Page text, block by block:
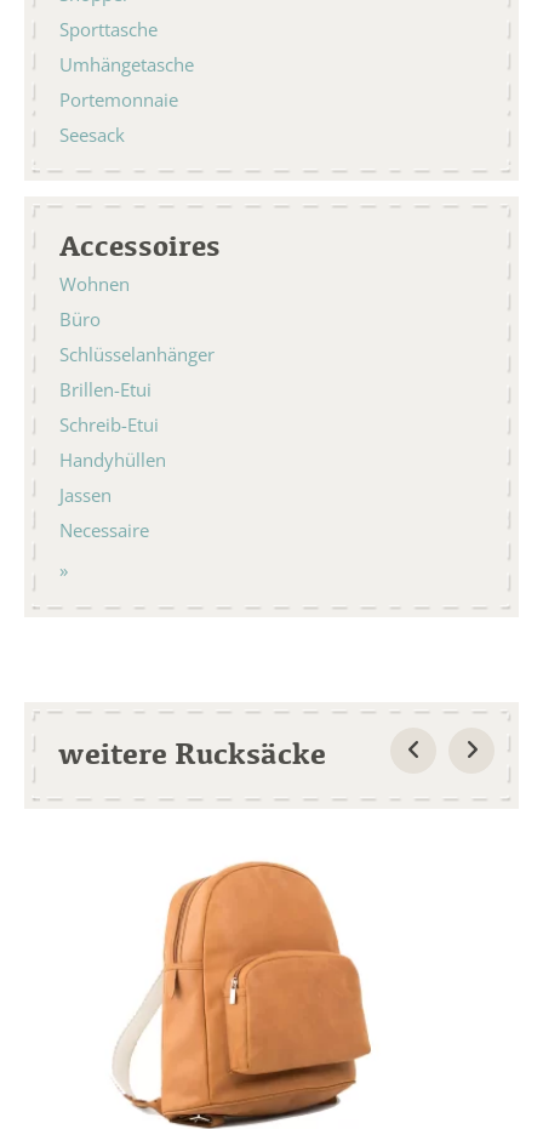
Sporttasche
Umhängetasche
Portemonnaie
Seesack
Accessoires
Wohnen
Büro
Schlüsselanhänger
Brillen-Etui
Schreib-Etui
Handyhüllen
Jassen
Necessaire
weitere Rucksäcke